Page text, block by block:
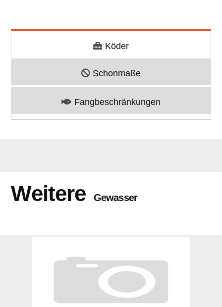
Köder
Schonmaße
Fangbeschränkungen
Weitere Gewasser